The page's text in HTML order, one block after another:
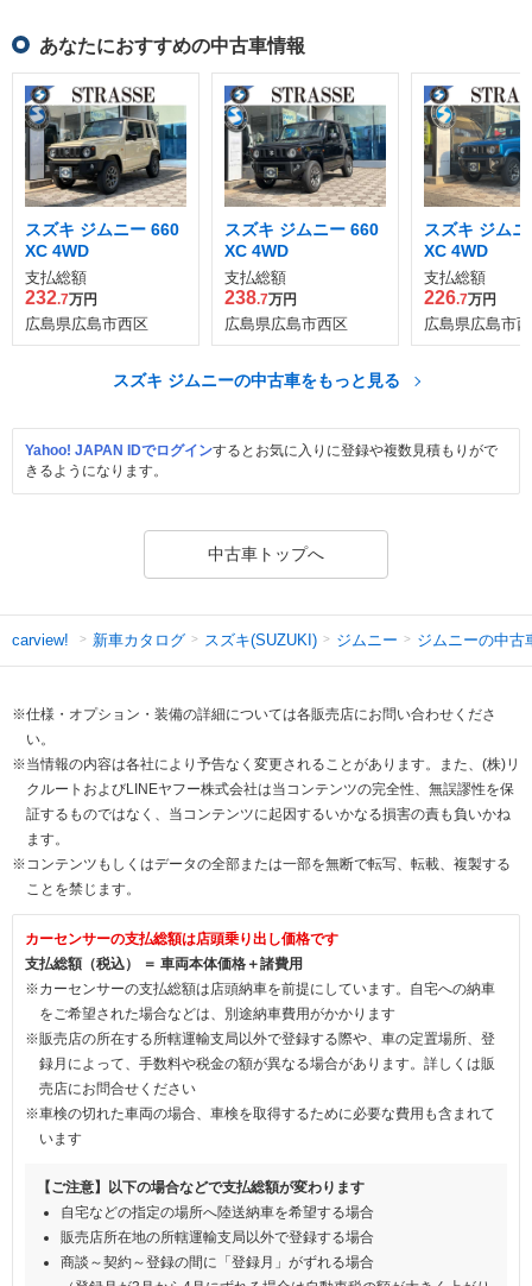
あなたにおすすめの中古車情報
スズキ ジムニー 660
XC 4WD
支払総額
232.7万円
広島県広島市西区
スズキ ジムニー 660
XC 4WD
支払総額
238.7万円
広島県広島市西区
スズキ ジム
XC 4WD
支払総額
226.7万円
広島県広島市
スズキ ジムニーの中古車をもっと見る
Yahoo! JAPAN IDでログインするとお気に入りに登録や複数見積もりがで
きるようになります。
中古車トップへ
carview! 新車カタログ スズキ(SUZUKI) ジムニー ジムニーの中古
※仕様・オプション・装備の詳細については各販売店にお問い合わせくださ
い。
※当情報の内容は各社により予告なく変更されることがあります。また、(株)リ
クルートおよびLINEヤフー株式会社は当コンテンツの完全性、無誤謬性を保
証するものではなく、当コンテンツに起因するいかなる損害の責も負いかね
ます。
※コンテンツもしくはデータの全部または一部を無断で転写、転載、複製する
ことを禁じます。
カーセンサーの支払総額は店頭乗り出し価格です
支払総額（税込） ＝ 車両本体価格＋諸費用
※カーセンサーの支払総額は店頭納車を前提にしています。自宅への納車
をご希望された場合などは、別途納車費用がかかります
※販売店の所在する所轄運輸支局以外で登録する際や、車の定置場所、登
録月によって、手数料や税金の額が異なる場合があります。詳しくは販
売店にお問合せください
※車検の切れた車両の場合、車検を取得するために必要な費用も含まれて
います
【ご注意】以下の場合などで支払総額が変わります
自宅などの指定の場所へ陸送納車を希望する場合
販売店所在地の所轄運輸支局以外で登録する場合
商談～契約～登録の間に「登録月」がずれる場合